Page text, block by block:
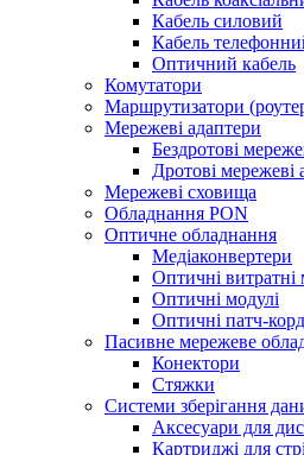
Кабель силовий
Кабель
Оптичний кабель
Комутатори
Маршрутизатори
Мережеві адаптери
Бездротові
Дротові мережеві
Мережеві сховища
Обладнання PON
Оптичне обладнання
Медіаконвертери
Оптичні витратні
Оптичні модулі
Оптичні патч-
Пасивне мережеве
Конектори
Стяжки
Системи зберігання
Аксесуари для
Картриджі для